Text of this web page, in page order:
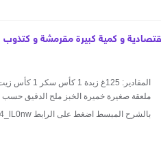
و كمية كبيرة مقرمشة و كتذوب
ملعقة صغيرة خميرة الخبز ملح الدقيق حسب
بالشرح المبسط اضغط على الرابط https://youtu.be/q8JP4_lL0nw